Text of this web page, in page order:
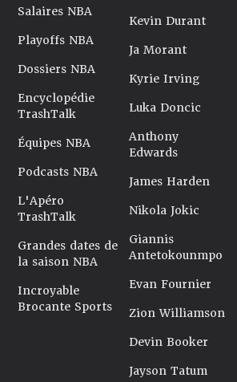
Salaires NBA
Playoffs NBA
Dossiers NBA
Encyclopédie
TrashTalk
Équipes NBA
Podcasts NBA
L'Apéro
TrashTalk
Grandes dates de
la saison NBA
Incroyable
Brocante Sports
Kevin Durant
Ja Morant
Kyrie Irving
Luka Doncic
Anthony
Edwards
James Harden
Nikola Jokic
Giannis
Antetokounmpo
Evan Fournier
Zion Williamson
Devin Booker
Jayson Tatum